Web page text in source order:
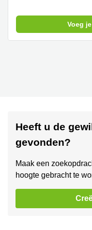
Voeg
Heeft u de
gevonden?
Maak een
hoogte gebracht te